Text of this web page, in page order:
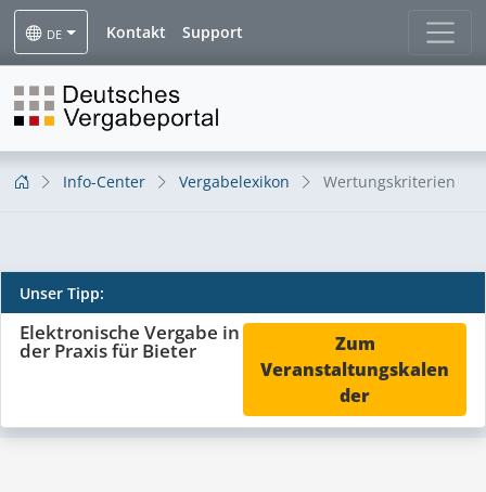
DE Kontakt Support
Info-Center Vergabelexikon Wertungskriterien
Wertungskriterien
Unser Tipp:
Elektronische Vergabe in
der Praxis für Bieter
Zum
Veranstaltungskalen
der